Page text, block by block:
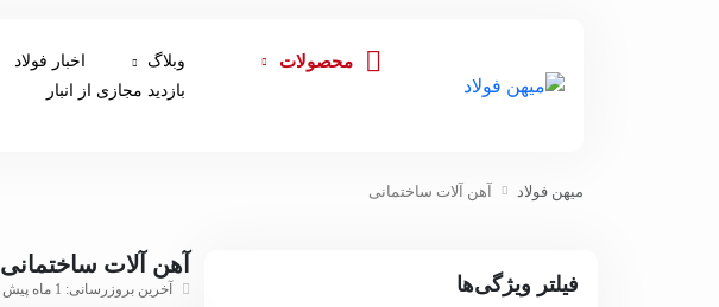
محصولات وبلاگ اخبار فولاد
بازدید مجازی از انبار
میهن فولاد آهن آلات ساختمانی
فیلتر ویژگی‌ها
آهن آلات ساختمانی
آخرین بروزرسانی: 1 ماه پیش